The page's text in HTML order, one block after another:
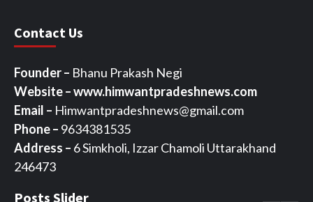
Contact Us
Founder – Bhanu Prakash Negi
Website – www.himwantpradeshnews.com
Email – Himwantpradeshnews@gmail.com
Phone – 9634381535
Address – 6 Simkholi, Izzar Chamoli Uttarakhand
246473
Posts Slider